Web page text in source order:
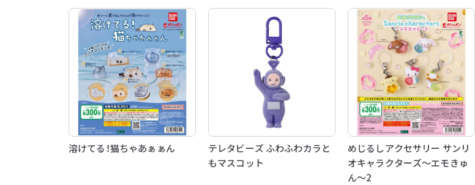
溶けてる！猫ちゃあぁぁん
テレタビーズ ふわふわカラと
もマスコット
めじるしアクセサリー サンリ
オキャラクターズ～エモきゅ
ん～2